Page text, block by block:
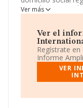
Barcelona,
principal como
entidades
Ver más
Ver el
Regístrate
Informe
VER